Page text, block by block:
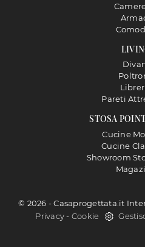
STOSA
Cucine
Cucine
Showroom
Pareti
© 2026 - Casaprogettata.it
Privacy- Cookie